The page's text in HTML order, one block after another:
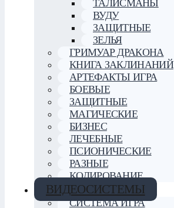
ТАЛИСМАНЫ
ВУДУ
ЗАЩИТНЫЕ
ЗЕЛЬЯ
ГРИМУАР ДРАКОНА
КНИГА ЗАКЛИНАНИЙ
АРТЕФАКТЫ ИГРА
БОЕВЫЕ
ЗАЩИТНЫЕ
МАГИЧЕСКИЕ
БИЗНЕС
ЛЕЧЕБНЫЕ
ПСИОНИЧЕСКИЕ
РАЗНЫЕ
КОДИРОВАНИЕ
ВИДЕОСИСТЕМЫ
СИСТЕМА ИГРА